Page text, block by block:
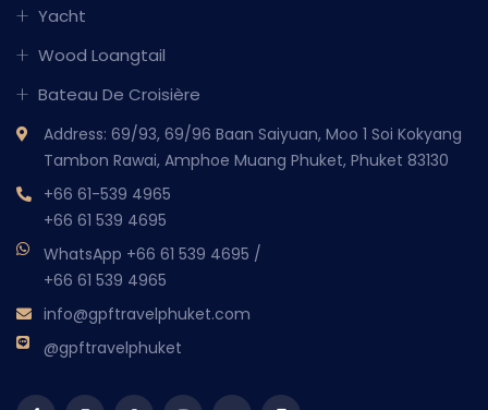
Yacht
Wood Loangtail
Bateau De Croisière
Address: 69/93, 69/96 Baan Saiyuan, Moo 1 Soi Kokyang
Tambon Rawai, Amphoe Muang Phuket, Phuket 83130
+66 61-539 4965
+66 61 539 4695
WhatsApp +66 61 539 4695 /
+66 61 539 4965
info@gpftravelphuket.com
@gpftravelphuket